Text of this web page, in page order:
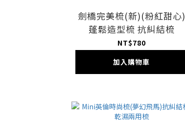
劍橋完美梳(新)(粉紅甜心)
蓬鬆造型梳 抗糾結梳
NT$780
加入購物車